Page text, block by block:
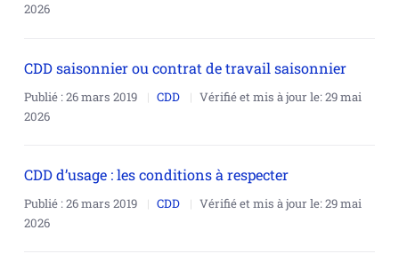
2026
CDD saisonnier ou contrat de travail saisonnier
Publié :26 mars 2019 CDD Vérifié et mis à jour le:29 mai
2026
CDD d’usage : les conditions à respecter
Publié :26 mars 2019 CDD Vérifié et mis à jour le:29 mai
2026